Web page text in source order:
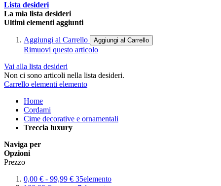
Lista desideri
La mia lista desideri
Ultimi elementi aggiunti
Aggiungi al Carrello Aggiungi al Carrello
Rimuovi questo articolo
Vai alla lista desideri
Non ci sono articoli nella lista desideri.
Carrello elementi elemento
Home
Cordami
Cime decorative e ornamentali
Treccia luxury
Naviga per
Opzioni
Prezzo
0,00 € - 99,99 € 35elemento